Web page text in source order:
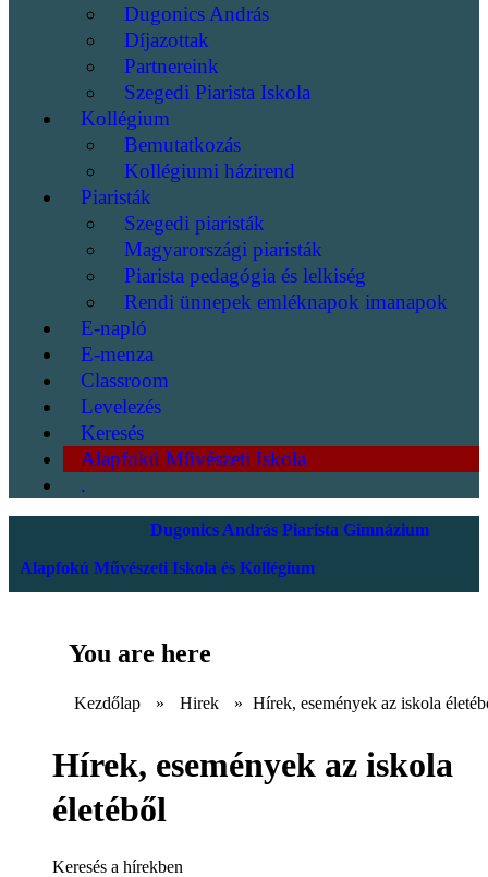
Dugonics András
Díjazottak
Partnereink
Szegedi Piarista Iskola
Kollégium
Bemutatkozás
Kollégiumi házirend
Piaristák
Szegedi piaristák
Magyarországi piaristák
Piarista pedagógia és lelkiség
Rendi ünnepek emléknapok imanapok
E-napló
E-menza
Classroom
Levelezés
Keresés
Alapfokú Művészeti Iskola
.
Dugonics András Piarista Gimnázium
Alapfokú Művészeti Iskola és Kollégium
You are here
Kezdőlap » Hirek » Hírek, események az iskola
Hírek, események az iskola
életéből
Keresés a hírekben